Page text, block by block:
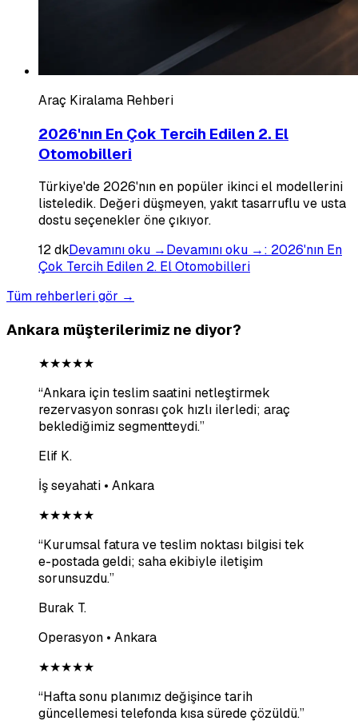
Araç Kiralama Rehberi
2026'nın En Çok Tercih Edilen 2. El
Otomobilleri
Türkiye'de 2026'nın en popüler ikinci el modellerini
listeledik. Değeri düşmeyen, yakıt tasarruflu ve usta
dostu seçenekler öne çıkıyor.
12dkDevamını oku →Devamını oku →: 2026'nın En
Çok Tercih Edilen 2. El Otomobilleri
Tüm rehberleri gör →
Ankara müşterilerimiz ne diyor?
★★★★★
“Ankara için teslim saatini netleştirmek
rezervasyon sonrası çok hızlı ilerledi; araç
beklediğimiz segmentteydi.”
Elif K.
İş seyahati • Ankara
★★★★★
“Kurumsal fatura ve teslim noktası bilgisi tek
e-postada geldi; saha ekibiyle iletişim
sorunsuzdu.”
Burak T.
Operasyon • Ankara
★★★★★
“Hafta sonu planımız değişince tarih
güncellemesi telefonda kısa sürede çözüldü.”